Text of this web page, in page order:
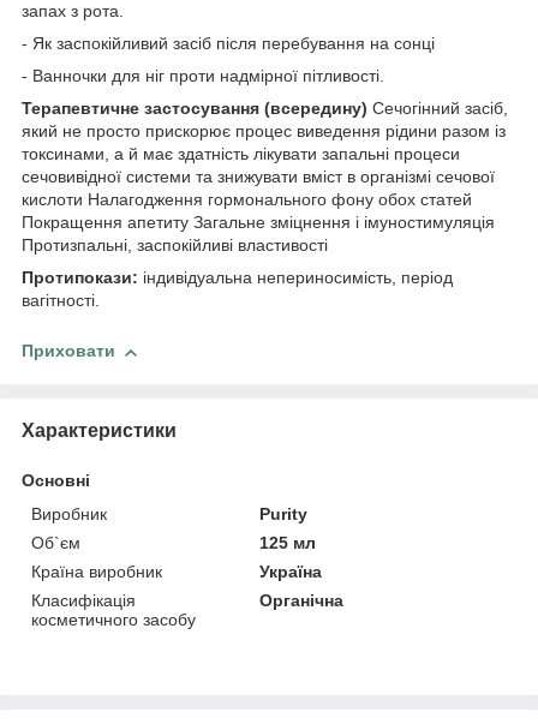
запах з рота.
- Як заспокійливий засіб після перебування на сонці
- Ванночки для ніг проти надмірної пітливості.
Терапевтичне застосування (всередину) Сечогінний засіб,
який не просто прискорює процес виведення рідини разом із
токсинами, а й має здатність лікувати запальні процеси
сечовивідної системи та знижувати вміст в організмі сечової
кислоти Налагодження гормонального фону обох статей
Покращення апетиту Загальне зміцнення і імуностимуляція
Протизпальні, заспокійливі властивості
Протипокази: індивідуальна непериносимість, період
вагітності.
Приховати
Характеристики
Основні
Виробник
Purity
Об`єм
125 мл
Країна виробник
Україна
Класифікація
косметичного засобу
Органічна